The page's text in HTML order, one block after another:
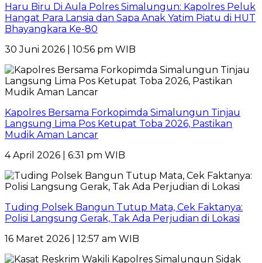
Haru Biru Di Aula Polres Simalungun: Kapolres Peluk
Hangat Para Lansia dan Sapa Anak Yatim Piatu di HUT
Bhayangkara Ke-80
30 Juni 2026 | 10:56 pm WIB
Kapolres Bersama Forkopimda Simalungun Tinjau
Langsung Lima Pos Ketupat Toba 2026, Pastikan
Mudik Aman Lancar
4 April 2026 | 6:31 pm WIB
Tuding Polsek Bangun Tutup Mata, Cek Faktanya:
Polisi Langsung Gerak, Tak Ada Perjudian di Lokasi
16 Maret 2026 | 12:57 am WIB